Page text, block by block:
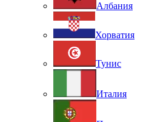
Албания
Хорватия
Тунис
Италия